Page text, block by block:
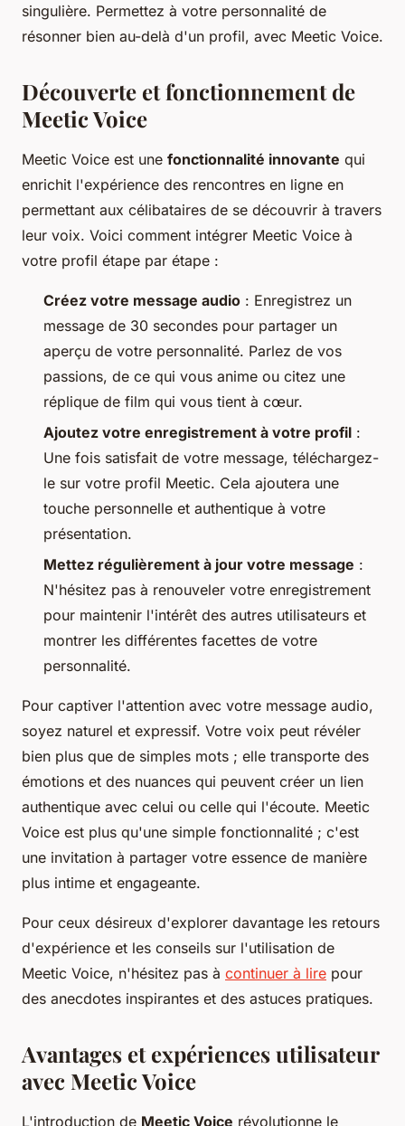
singulière. Permettez à votre personnalité de
résonner bien au-delà d'un profil, avec Meetic Voice.
Découverte et fonctionnement de
Meetic Voice
Meetic Voice est une fonctionnalité innovante qui
enrichit l'expérience des rencontres en ligne en
permettant aux célibataires de se découvrir à travers
leur voix. Voici comment intégrer Meetic Voice à
votre profil étape par étape :
Créez votre message audio : Enregistrez un
message de 30 secondes pour partager un
aperçu de votre personnalité. Parlez de vos
passions, de ce qui vous anime ou citez une
réplique de film qui vous tient à cœur.
Ajoutez votre enregistrement à votre profil :
Une fois satisfait de votre message, téléchargez-
le sur votre profil Meetic. Cela ajoutera une
touche personnelle et authentique à votre
présentation.
Mettez régulièrement à jour votre message :
N'hésitez pas à renouveler votre enregistrement
pour maintenir l'intérêt des autres utilisateurs et
montrer les différentes facettes de votre
personnalité.
Pour captiver l'attention avec votre message audio,
soyez naturel et expressif. Votre voix peut révéler
bien plus que de simples mots ; elle transporte des
émotions et des nuances qui peuvent créer un lien
authentique avec celui ou celle qui l'écoute. Meetic
Voice est plus qu'une simple fonctionnalité ; c'est
une invitation à partager votre essence de manière
plus intime et engageante.
Pour ceux désireux d'explorer davantage les retours
d'expérience et les conseils sur l'utilisation de
Meetic Voice, n'hésitez pas à continuer à lire pour
des anecdotes inspirantes et des astuces pratiques.
Avantages et expériences utilisateur
avec Meetic Voice
L'introduction de Meetic Voice révolutionne le